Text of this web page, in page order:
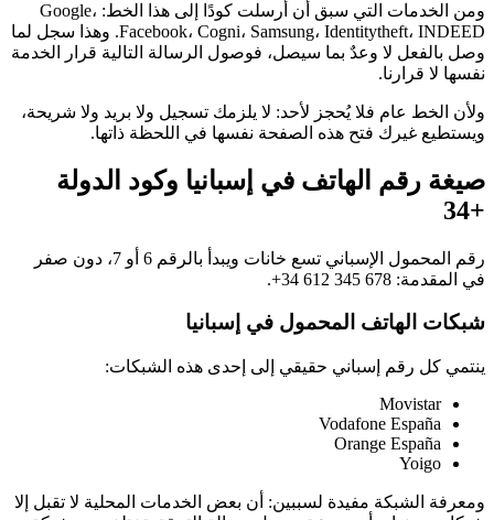
ومن الخدمات التي سبق أن أرسلت كودًا إلى هذا الخط: Google،
Facebook، Cogni، Samsung، Identitytheft، INDEED. وهذا سجل لما
وصل بالفعل لا وعدٌ بما سيصل، فوصول الرسالة التالية قرار الخدمة
نفسها لا قرارنا.
ولأن الخط عام فلا يُحجز لأحد: لا يلزمك تسجيل ولا بريد ولا شريحة،
ويستطيع غيرك فتح هذه الصفحة نفسها في اللحظة ذاتها.
صيغة رقم الهاتف في إسبانيا وكود الدولة
+34
رقم المحمول الإسباني تسع خانات ويبدأ بالرقم 6 أو 7، دون صفر
في المقدمة: +34 612 345 678
.
شبكات الهاتف المحمول في إسبانيا
ينتمي كل رقم إسباني حقيقي إلى إحدى هذه الشبكات:
Movistar
Vodafone España
Orange España
Yoigo
ومعرفة الشبكة مفيدة لسببين: أن بعض الخدمات المحلية لا تقبل إلا